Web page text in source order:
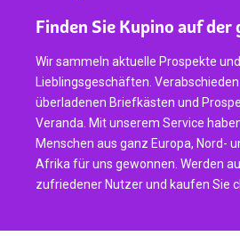
Finden Sie Kupino auf der
Wir sammeln aktuelle Prospekte
Lieblingsgeschäften.
überladenen Briefkästen und
Veranda. Mit unserem Service
Menschen aus ganz Europa, Nord-
Afrika für uns gewonnen. Werden
zufriedener Nutzer und kaufen Sie